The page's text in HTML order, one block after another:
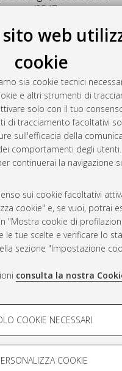
web
cookie
sia cookie tecnici
e altri strumenti di
solo con il tuo
di tracciamento facoltativi
sull'efficacia della
comportamenti degli utenti.
continuerai la navigazione
sui cookie facoltativi
cookie" e, se vuoi, potrai
"Mostra cookie di
le tue scelte e verificare lo
sezione "Impostazione
consulta la nostra
-
per analizzare le
creare profili in base al loro
COOKIE NECESSARI
COOKIE
8547.
(2018)Mafie, capitale
del tessuto sociale della
thesis], Alma Mater
Dottorato di ricerca in
DOI
8734.
generata ilSat Aug 8
sito